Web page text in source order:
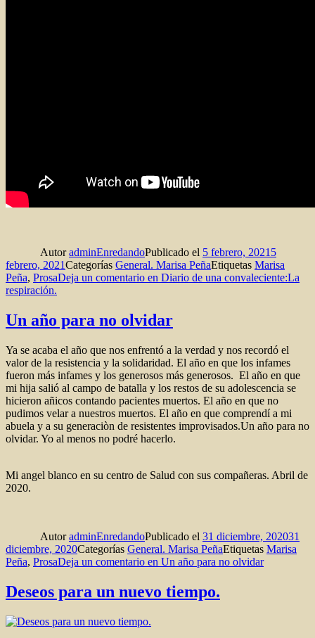
AutoradminEnredandoPublicado el 5 febrero, 2021 5
febrero, 2021Categorías General. Marisa PeñaEtiquetas Marisa
Peña, ProsaDeja un comentario en Diario de una convaleciente:La
respiración.
Un año para no olvidar
Ya se acaba el año que nos enfrentó a la verdad y nos recordó el
valor de la resistencia y la solidaridad. El año en que los infames
fueron más infames y los generosos más generosos. El año en que
mi hija salió al campo de batalla y los restos de su adolescencia se
hicieron añicos contando pacientes muertos. El año en que no
pudimos velar a nuestros muertos. El año en que comprendí a mi
abuela y a su generaciòn de resistentes improvisados.Un año para no
olvidar. Yo al menos no podré hacerlo.
Mi angel blanco en su centro de Salud con sus compañeras. Abril de
2020.
AutoradminEnredandoPublicado el 31 diciembre, 202031
diciembre, 2020Categorías General. Marisa PeñaEtiquetas Marisa
Peña, ProsaDeja un comentario en Un año para no olvidar
Deseos para un nuevo tiempo.